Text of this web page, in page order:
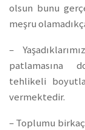
olsun bunu
meşru
–
patlamasına
tehlikeli
vermektedir.
– Toplumu